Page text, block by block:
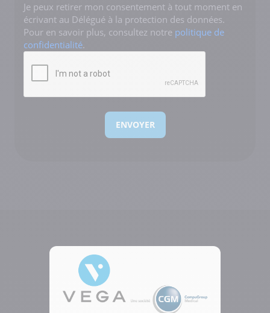
Je peux retirer mon consentement à tout moment en
écrivant au Délégué à la protection des données.
Pour en savoir plus, consultez notre politique de
confidentialité.